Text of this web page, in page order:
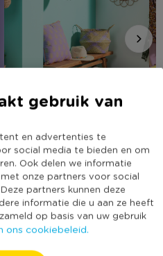
gebruik van
en advertenties te
social media te bieden en om
Ook delen we informatie
onze partners voor social
partners kunnen deze
informatie die u aan ze heeft
op basis van uw gebruik
ons cookiebeleid.
Rivièra Chic hal
stijlen
Xenos fans
FOTO OF VIDEO